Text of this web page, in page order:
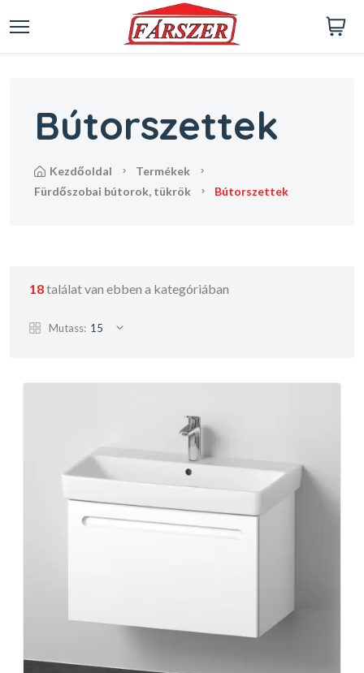
Bútorszettek
kezdőoldal
termékek
fürdőszobai bútorok, tükrök
bútorszettek
18találat van ebben a kategóriában
Mutass: 15